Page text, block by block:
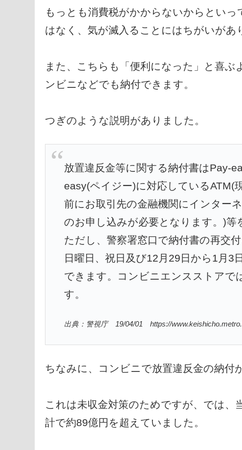
もっとも消費税がかからないからとい
はなく、気が滅入ることにはちがいがあ
また、こちらも「便利になった」と喜
ンビニなどでも納付できます。
つぎのような説明がありました。
放置違反金等に関する納付書はPay-
easy(ペイジー)に対応しているATM(
前にお取引先の金融機関にインター
のお申し込みが必要となります。)等
ただし、警察署窓口で納付書の再交
日曜日、祝日及び12月29日から1月
できます。コンビニエンスストアで
す。
出典：警視庁 19/04/01 https://
ちなみに、コンビニで放置違反金の納付
これは未収金対策のためですが、では、
計で約89億円を超えていました。